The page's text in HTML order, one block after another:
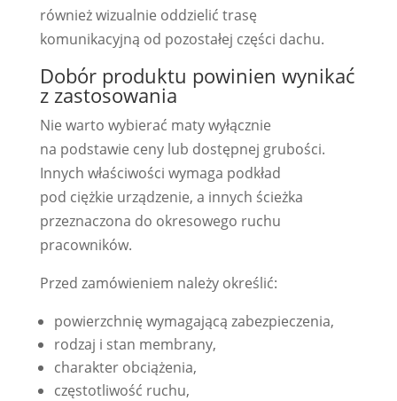
również wizualnie oddzielić trasę
komunikacyjną od pozostałej części dachu.
Dobór produktu powinien wynikać
z zastosowania
Nie warto wybierać maty wyłącznie
na podstawie ceny lub dostępnej grubości.
Innych właściwości wymaga podkład
pod ciężkie urządzenie, a innych ścieżka
przeznaczona do okresowego ruchu
pracowników.
Przed zamówieniem należy określić:
powierzchnię wymagającą zabezpieczenia,
rodzaj i stan membrany,
charakter obciążenia,
częstotliwość ruchu,